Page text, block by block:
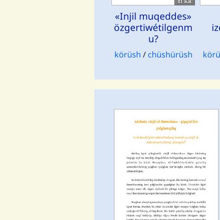
81 KB
«Injil muqeddes»
özgertiwétilgenm
u?
körüsh / chüshürüsh